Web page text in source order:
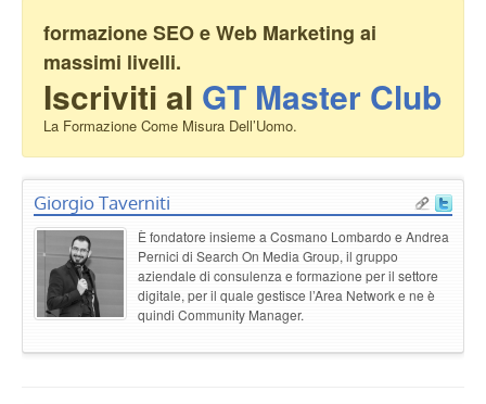
formazione SEO e Web Marketing ai
massimi livelli.
Iscriviti al GT Master Club
La Formazione Come Misura Dell’Uomo.
Giorgio Taverniti
È fondatore insieme a Cosmano Lombardo e Andrea
Pernici di Search On Media Group, il gruppo
aziendale di consulenza e formazione per il settore
digitale, per il quale gestisce l’Area Network e ne è
quindi Community Manager.